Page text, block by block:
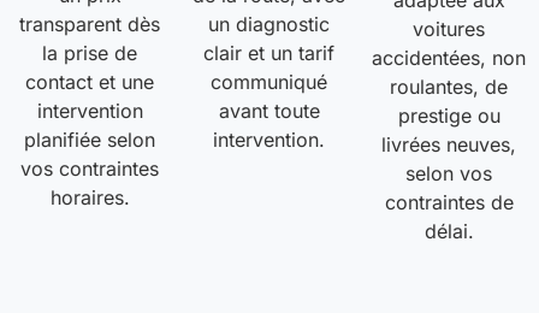
transparent dès
la prise de
contact et une
intervention
planifiée selon
vos contraintes
horaires.
un diagnostic
clair et un tarif
communiqué
avant toute
intervention.
voitures
accidentées, non
roulantes, de
prestige ou
livrées neuves,
selon vos
contraintes de
délai.